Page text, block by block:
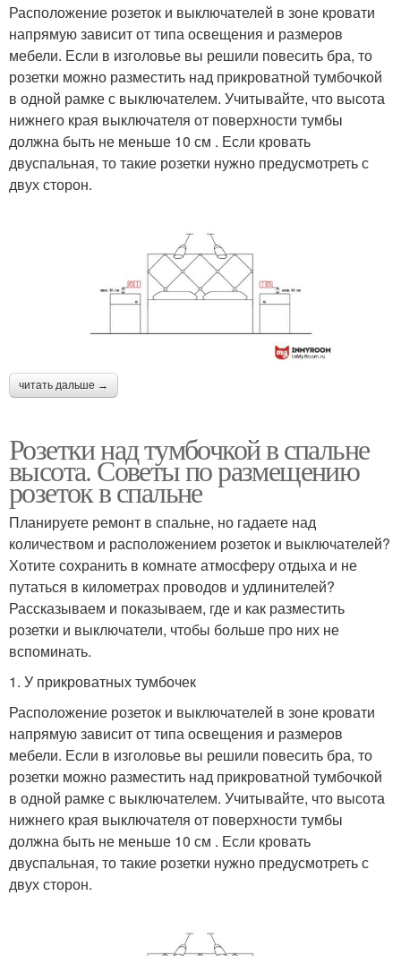
Расположение розеток и выключателей в зоне кровати
напрямую зависит от типа освещения и размеров
мебели. Если в изголовье вы решили повесить бра, то
розетки можно разместить над прикроватной тумбочкой
в одной рамке с выключателем. Учитывайте, что высота
нижнего края выключателя от поверхности тумбы
должна быть не меньше 10 см . Если кровать
двуспальная, то такие розетки нужно предусмотреть с
двух сторон.
читать дальше →
Розетки над тумбочкой в спальне
высота. Советы по размещению
розеток в спальне
Планируете ремонт в спальне, но гадаете над
количеством и расположением розеток и выключателей?
Хотите сохранить в комнате атмосферу отдыха и не
путаться в километрах проводов и удлинителей?
Рассказываем и показываем, где и как разместить
розетки и выключатели, чтобы больше про них не
вспоминать.
1. У прикроватных тумбочек
Расположение розеток и выключателей в зоне кровати
напрямую зависит от типа освещения и размеров
мебели. Если в изголовье вы решили повесить бра, то
розетки можно разместить над прикроватной тумбочкой
в одной рамке с выключателем. Учитывайте, что высота
нижнего края выключателя от поверхности тумбы
должна быть не меньше 10 см . Если кровать
двуспальная, то такие розетки нужно предусмотреть с
двух сторон.